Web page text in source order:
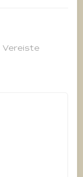
Vereiste